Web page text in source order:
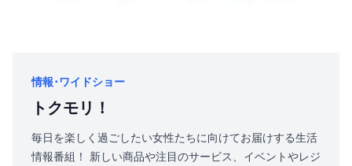
情報･ワイドショー
トクモリ！
毎日を楽しく過ごしたい女性たちに向けてお届けする生活
情報番組！ 新しい商品や注目のサービス、イベントやレジ